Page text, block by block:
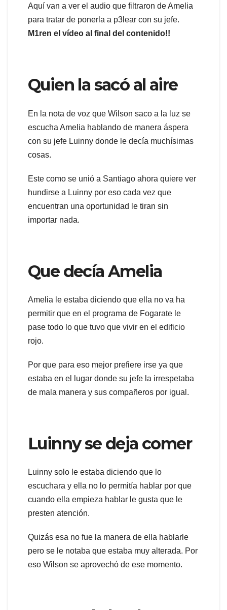
Aquí van a ver el audio que filtraron de Amelia
para tratar de ponerla a p3lear con su jefe.
M1ren el vídeo al final del contenido!!
Quien la sacó al aire
En la nota de voz que Wilson saco a la luz se
escucha Amelia hablando de manera áspera
con su jefe Luinny donde le decía muchísimas
cosas.
Este como se unió a Santiago ahora quiere ver
hundirse a Luinny por eso cada vez que
encuentran una oportunidad le tiran sin
importar nada.
Que decía Amelia
Amelia le estaba diciendo que ella no va ha
permitir que en el programa de Fogarate le
pase todo lo que tuvo que vivir en el edificio
rojo.
Por que para eso mejor prefiere irse ya que
estaba en el lugar donde su jefe la irrespetaba
de mala manera y sus compañeros por igual.
Luinny se deja comer
Luinny solo le estaba diciendo que lo
escuchara y ella no lo permitía hablar por que
cuando ella empieza hablar le gusta que le
presten atención.
Quizás esa no fue la manera de ella hablarle
pero se le notaba que estaba muy alterada. Por
eso Wilson se aprovechó de ese momento.